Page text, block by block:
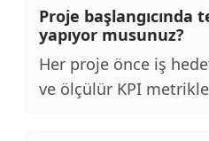
Proje başlangıcında
yapıyor musunuz?
Her proje önce iş
ve ölçülür KPI